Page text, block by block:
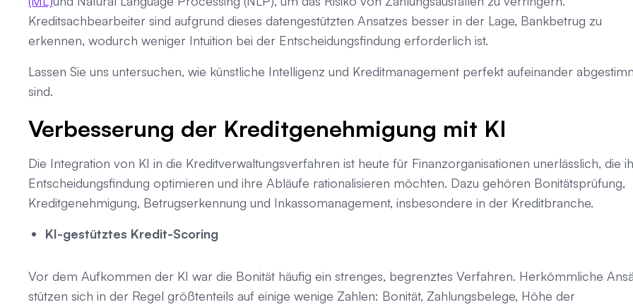
Kreditsachbearbeiter sind aufgrund dieses datengestützten Ansatzes besser in der Lage, Bankbetrug zu
erkennen, wodurch weniger Intuition bei der Entscheidungsfindung erforderlich ist.
Lassen Sie uns untersuchen, wie künstliche Intelligenz und Kreditmanagement perfekt aufeinander
sind.
Verbesserung der Kreditgenehmigung mit KI
Die Integration von KI in die Kreditverwaltungsverfahren ist heute für Finanzorganisationen unerlässlich, die
Entscheidungsfindung optimieren und ihre Abläufe rationalisieren möchten. Dazu gehören Bonitätsprüfung,
Kreditgenehmigung, Betrugserkennung und Inkassomanagement, insbesondere in der Kreditbranche.
KI-gestütztes Kredit-Scoring
Vor dem Aufkommen der KI war die Bonität häufig ein strenges, begrenztes Verfahren. Herkömmliche
stützen sich in der Regel größtenteils auf einige wenige Zahlen: Bonität, Zahlungsbelege, Höhe der